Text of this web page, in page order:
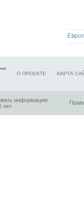
О ПРОЕКТЕ КАРТА
информацию
лет